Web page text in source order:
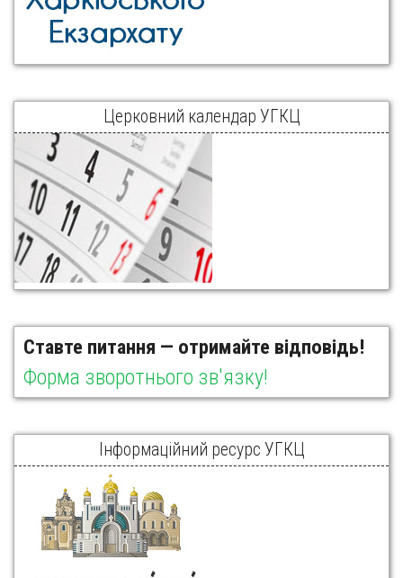
Церковний календар УГКЦ
Ставте питання — отримайте відповідь!
Форма зворотнього зв'язку!
Інформаційний ресурс УГКЦ